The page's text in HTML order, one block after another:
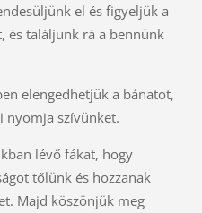
el és figyeljük a
és találjunk rá a bennünk
elengedhetjük a bánatot,
nyomja szívünket.
lévő fákat, hogy
tőlünk és hozzanak
Majd köszönjük meg